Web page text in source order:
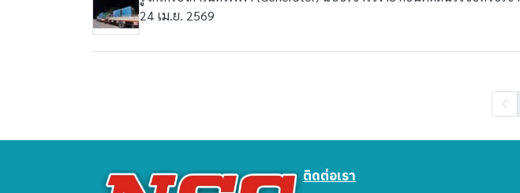
24 เม.ย. 2569
ติดต่อเรา